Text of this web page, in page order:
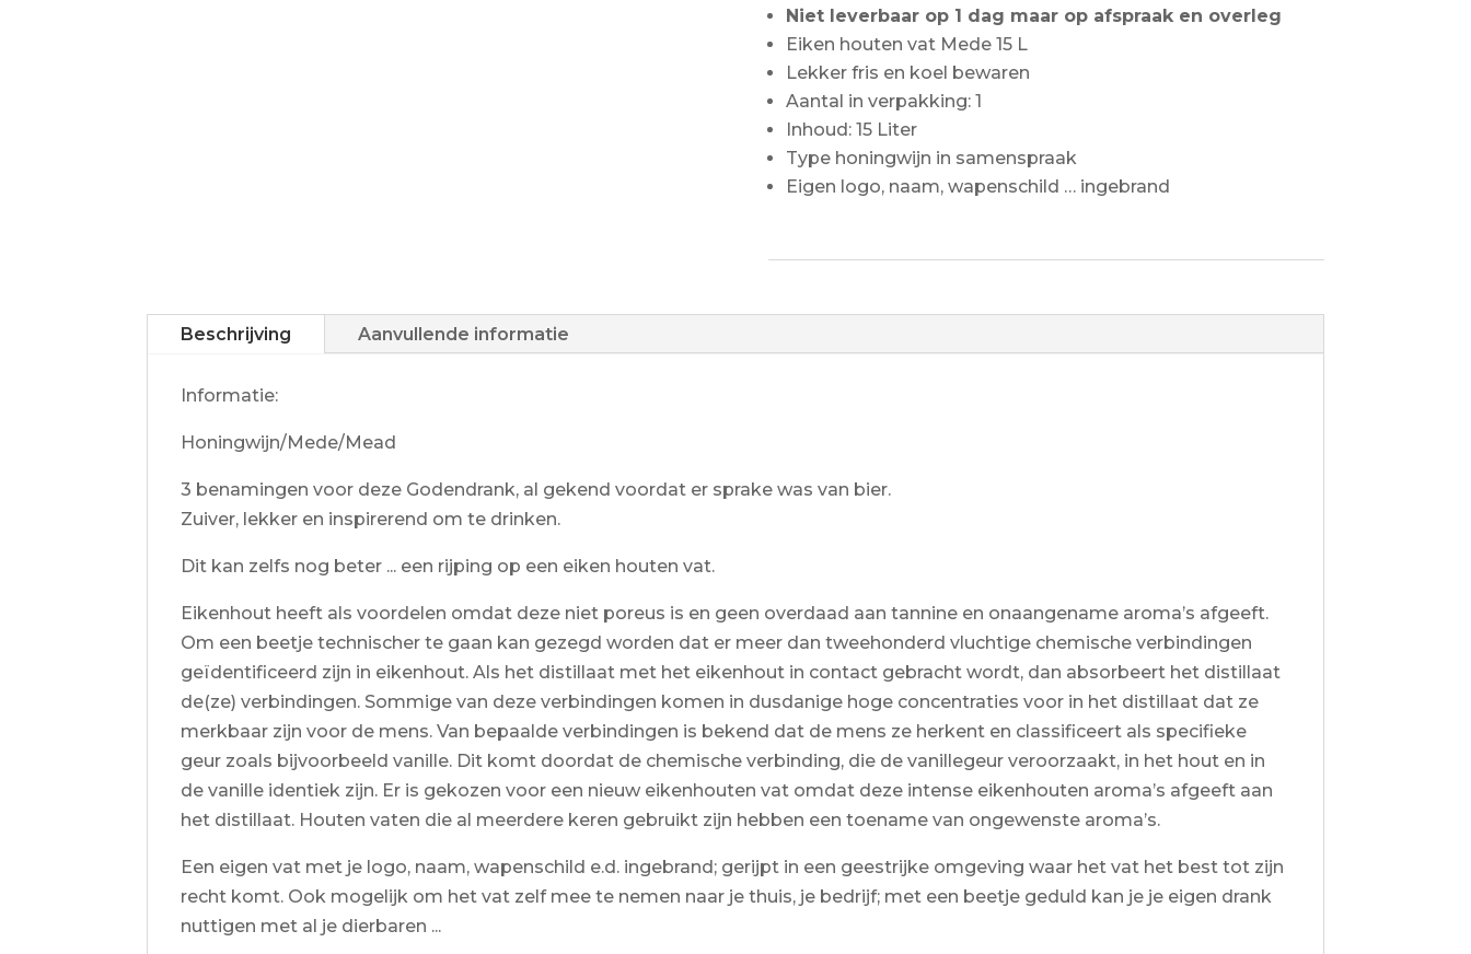
Niet leverbaar op 1 dag maar op afspraak en overleg
Eiken houten vat Mede 15 L
Lekker fris en koel bewaren
Aantal in verpakking: 1
Inhoud: 15 Liter
Type honingwijn in samenspraak
Eigen logo, naam, wapenschild … ingebrand
Beschrijving Aanvullende informatie
Informatie:
Honingwijn/Mede/Mead
3 benamingen voor deze Godendrank, al gekend voordat er sprake was van bier.
Zuiver, lekker en inspirerend om te drinken.
Dit kan zelfs nog beter ... een rijping op een eiken houten vat.
Eikenhout heeft als voordelen omdat deze niet poreus is en geen overdaad aan tannine en onaangename aroma’s afgeeft.
Om een beetje technischer te gaan kan gezegd worden dat er meer dan tweehonderd vluchtige chemische verbindingen
geïdentificeerd zijn in eikenhout. Als het distillaat met het eikenhout in contact gebracht wordt, dan absorbeert het distillaat
de(ze) verbindingen. Sommige van deze verbindingen komen in dusdanige hoge concentraties voor in het distillaat dat ze
merkbaar zijn voor de mens. Van bepaalde verbindingen is bekend dat de mens ze herkent en classificeert als specifieke
geur zoals bijvoorbeeld vanille. Dit komt doordat de chemische verbinding, die de vanillegeur veroorzaakt, in het hout en in
de vanille identiek zijn. Er is gekozen voor een nieuw eikenhouten vat omdat deze intense eikenhouten aroma’s afgeeft aan
het distillaat. Houten vaten die al meerdere keren gebruikt zijn hebben een toename van ongewenste aroma’s.
Een eigen vat met je logo, naam, wapenschild e.d. ingebrand; gerijpt in een geestrijke omgeving waar het vat het best tot zijn
recht komt. Ook mogelijk om het vat zelf mee te nemen naar je thuis, je bedrijf; met een beetje geduld kan je je eigen drank
nuttigen met al je dierbaren ...